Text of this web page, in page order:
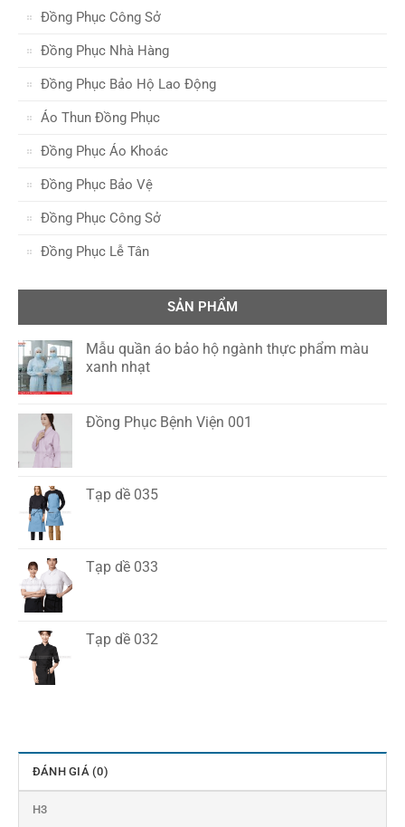
Đồng Phục Công Sở
Đồng Phục Nhà Hàng
Đồng Phục Bảo Hộ Lao Động
Áo Thun Đồng Phục
Đồng Phục Áo Khoác
Đồng Phục Bảo Vệ
Đồng Phục Công Sở
Đồng Phục Lễ Tân
SẢN PHẨM
Mẫu quần áo bảo hộ ngành thực phẩm màu
xanh nhạt
Đồng Phục Bệnh Viện 001
Tạp dề 035
Tạp dề 033
Tạp dề 032
ĐÁNH GIÁ (0)
H3